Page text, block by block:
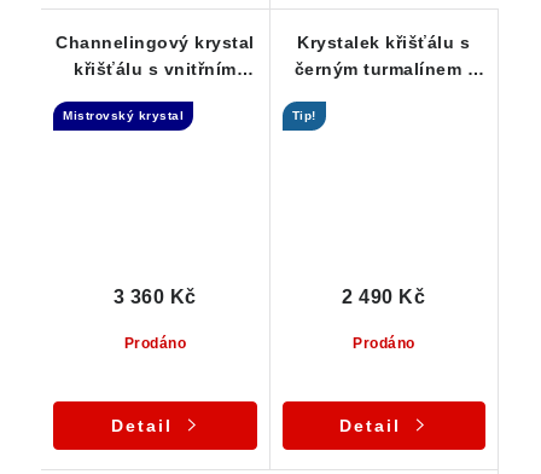
Channelingový krystal
křišťálu s vnitřním
Mistrovský krystal
Prodáno
3 360 Kč
Detail
Krystalek křišťálu s
černým turmalínem -
Tip!
Prodáno
2 490 Kč
Detail